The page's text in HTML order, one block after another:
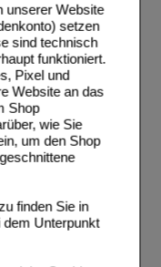
unserer Website
setzen
sind technisch
funktioniert.
Pixel und
Website an das
Shop
wie Sie
um den Shop
finden Sie in
Unterpunkt